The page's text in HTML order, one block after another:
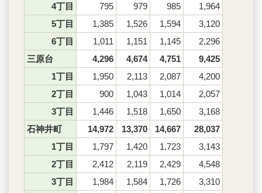
4丁目
795 979 985
1,964
5丁目
1,385 1,526 1,594
3,120
6丁目
1,011 1,151 1,145
2,296
三原台
4,296 4,674 4,751
9,425
1丁目
1,950 2,113 2,087
4,200
2丁目
900 1,043 1,014
2,057
3丁目
1,446 1,518 1,650
3,168
石神井町
14,972 13,370 14,667
28,037
1丁目
1,797 1,420 1,723
3,143
2丁目
2,412 2,119 2,429
4,548
3丁目
1,984 1,584 1,726
3,310